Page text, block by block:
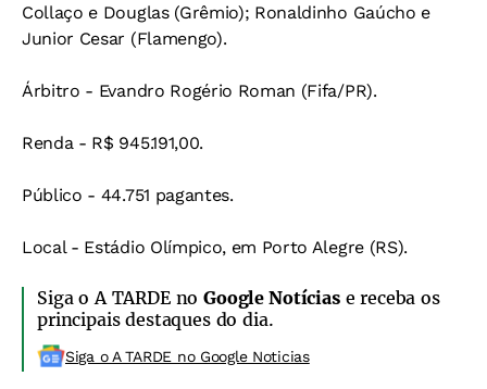
Collaço e Douglas (Grêmio); Ronaldinho Gaúcho e
Junior Cesar (Flamengo).
Árbitro - Evandro Rogério Roman (Fifa/PR).
Renda - R$ 945.191,00.
Público - 44.751 pagantes.
Local - Estádio Olímpico, em Porto Alegre (RS).
Siga o A TARDE noGoogle Notíciase receba os
principais destaques do dia.
Siga o A TARDE no Google Noticias